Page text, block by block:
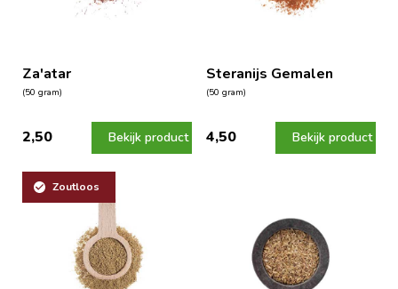
Za'atar
(50 gram)
2,50 Bekijk product
Steranijs Gemalen
(50 gram)
4,50 Bekijk product
Zoutloos